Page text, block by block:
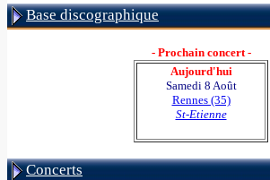
Base discographique
- Prochain concert -
Aujourd'hui
Samedi 8 Août
Rennes (35)
St-Etienne
Concerts